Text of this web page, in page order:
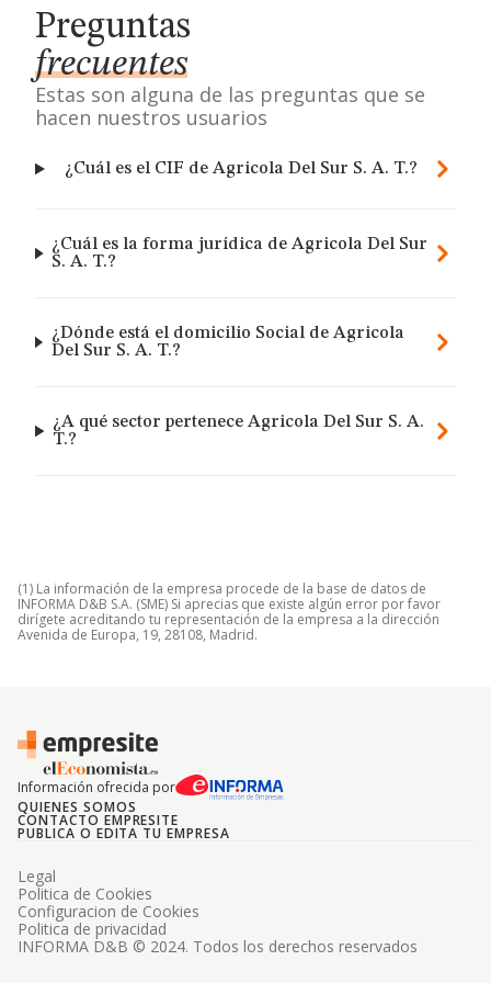
Preguntas
frecuentes
Estas son alguna de las preguntas que se
hacen nuestros usuarios
¿Cuál es el CIF de Agricola Del Sur S. A. T.?
¿Cuál es la forma jurídica de Agricola Del Sur
S. A. T.?
¿Dónde está el domicilio Social de Agricola
Del Sur S. A. T.?
¿A qué sector pertenece Agricola Del Sur S. A.
T.?
(1) La información de la empresa procede de la base de datos de
INFORMA D&B S.A. (SME) Si aprecias que existe algún error por favor
dirígete acreditando tu representación de la empresa a la dirección
Avenida de Europa, 19, 28108, Madrid.
Información ofrecida por
QUIENES SOMOS
CONTACTO EMPRESITE
PUBLICA O EDITA TU EMPRESA
INFORMA D&B © 2024. Todos los derechos reservados
Legal
Politica de Cookies
Configuracion de Cookies
Politica de privacidad